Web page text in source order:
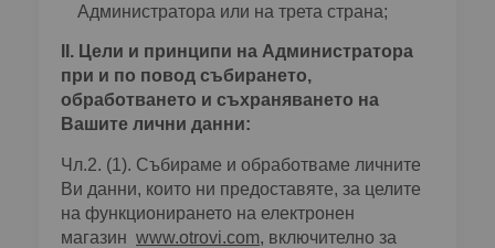
Администратора или на трета страна;
ІІ. Цели и принципи на Администратора
при и по повод събирането,
обработването и съхраняването на
Вашите лични данни:
Чл.2. (1). Събираме и обработваме личните
Ви данни, които ни предоставяте, за целите
на функционирането на електронен
магазин www.otrovi.com, включително за